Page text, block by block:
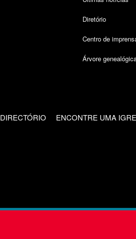
Diretório
Centro de
Árvore
DIRECTÓRIO ENCONTRE UMA